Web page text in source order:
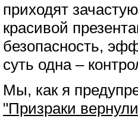
приходят
красивой
безопасность,
суть одна –
Мы, как я
"Призраки